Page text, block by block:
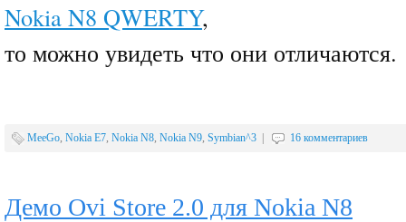
Nokia N8 QWERTY,
то можно увидеть что они отличаются.
MeeGo, Nokia E7, Nokia N8, Nokia N9, Symbian^3 16 комментариев
Демо Ovi Store 2.0 для Nokia N8